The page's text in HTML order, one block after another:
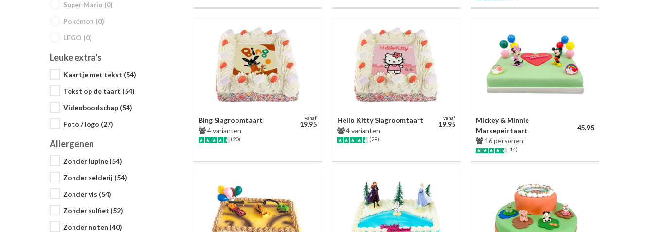
Super Mario (0)
Pokémon (0)
LEGO (0)
Leuke extra's
Kaartje met tekst (54)
Tekst op de taart (54)
Videoboodschap (54)
Foto / logo (27)
Allergenen
Zonder lupine (54)
Zonder selderij (54)
Zonder vis (54)
Zonder sulfiet (52)
Zonder noten (40)
Bing Slagroomtaart
4 varianten
(20)
vanaf
19.95
Hello Kitty Slagroomtaart
4 varianten
(29)
vanaf
19.95
Mickey & Minnie
Marsepeintaart
16 personen
(14)
45.95